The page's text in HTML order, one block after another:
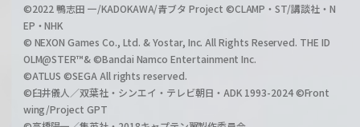
©2022 鴨志田 一/KADOKAWA/青ブタ Project ©CLAMP・ST/講談社・N
EP・NHK
© NEXON Games Co., Ltd. & Yostar, Inc. All Rights Reserved. THE ID
OLM@STER™& ©Bandai Namco Entertainment Inc.
©ATLUS ©SEGA All rights reserved.
©臼井儀人／双葉社・シンエイ・テレビ朝日・ADK 1993-2024 ©Front
wing/Project GPT